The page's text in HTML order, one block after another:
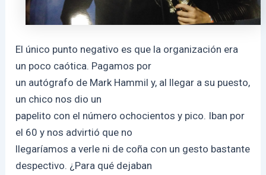
El único punto negativo es que la organización era
un poco caótica. Pagamos por
un autógrafo de Mark Hammil y, al llegar a su puesto,
un chico nos dio un
papelito con el número ochocientos y pico. Iban por
el 60 y nos advirtió que no
llegaríamos a verle ni de coña con un gesto bastante
despectivo. ¿Para qué dejaban